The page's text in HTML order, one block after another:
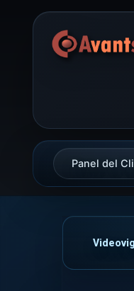
Panel del